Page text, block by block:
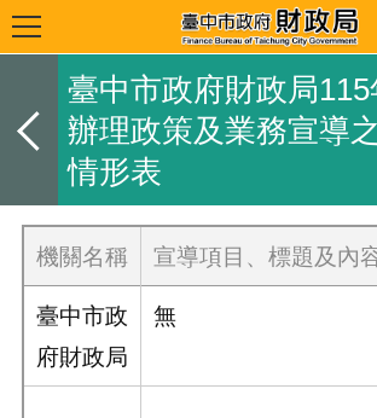
臺中市政府財政局115
辦理政策及業務宣導
情形表
機關名稱 宣導項目、標題及內
臺中市政
府財政局
無